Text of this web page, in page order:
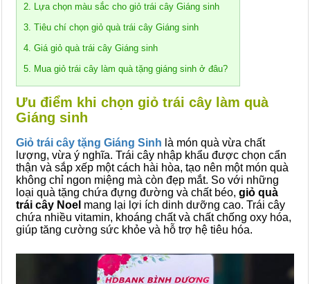
2. Lựa chọn màu sắc cho giỏ trái cây Giáng sinh
3. Tiêu chí chọn giỏ quà trái cây Giáng sinh
4. Giá giỏ quà trái cây Giáng sinh
5. Mua giỏ trái cây làm quà tặng giáng sinh ở đâu?
Ưu điểm khi chọn giỏ trái cây làm quà
Giáng sinh
Giỏ trái cây tặng Giáng Sinh là món quà vừa chất
lượng, vừa ý nghĩa. Trái cây nhập khẩu được chọn cẩn
thận và sắp xếp một cách hài hòa, tạo nên một món quà
không chỉ ngon miệng mà còn đẹp mắt. So với những
loại quà tặng chứa đựng đường và chất béo, giỏ quà
trái cây Noel mang lại lợi ích dinh dưỡng cao. Trái cây
chứa nhiều vitamin, khoáng chất và chất chống oxy hóa,
giúp tăng cường sức khỏe và hỗ trợ hệ tiêu hóa.